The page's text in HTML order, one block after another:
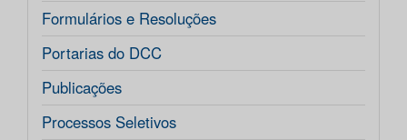
Formulários e Resoluções
Portarias do DCC
Publicações
Processos Seletivos